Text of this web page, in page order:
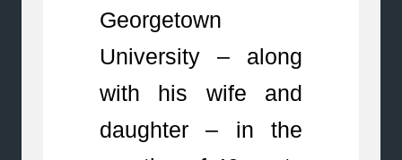
Georgetown
University – along
with his wife and
daughter – in the